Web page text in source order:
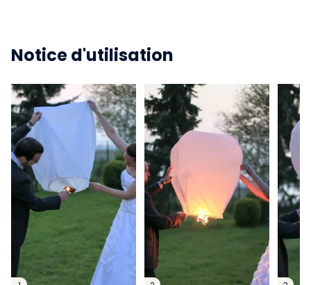
Notice d'utilisation